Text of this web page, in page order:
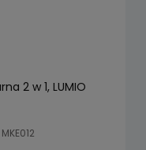
2 w 1, LUMIO